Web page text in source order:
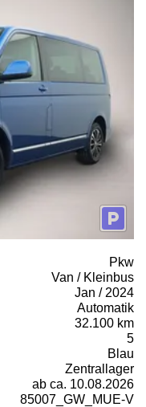
Pkw
Van / Kleinbus
Jan / 2024
Automatik
32.100 km
5
Blau
Zentrallager
ab ca. 10.08.2026
85007_GW_MUE-V